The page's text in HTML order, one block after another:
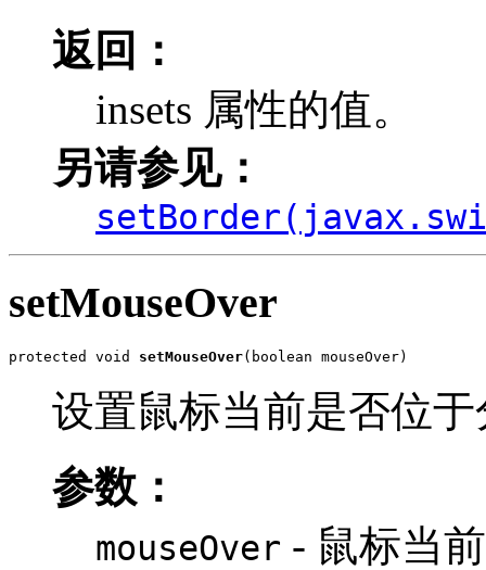
返回：
insets 属性的值。
另请参见：
setMouseOver
protected void setMouseOver(boolean mouseOver)
设置鼠标当前是否位
参数：
mouseOver - 鼠标当